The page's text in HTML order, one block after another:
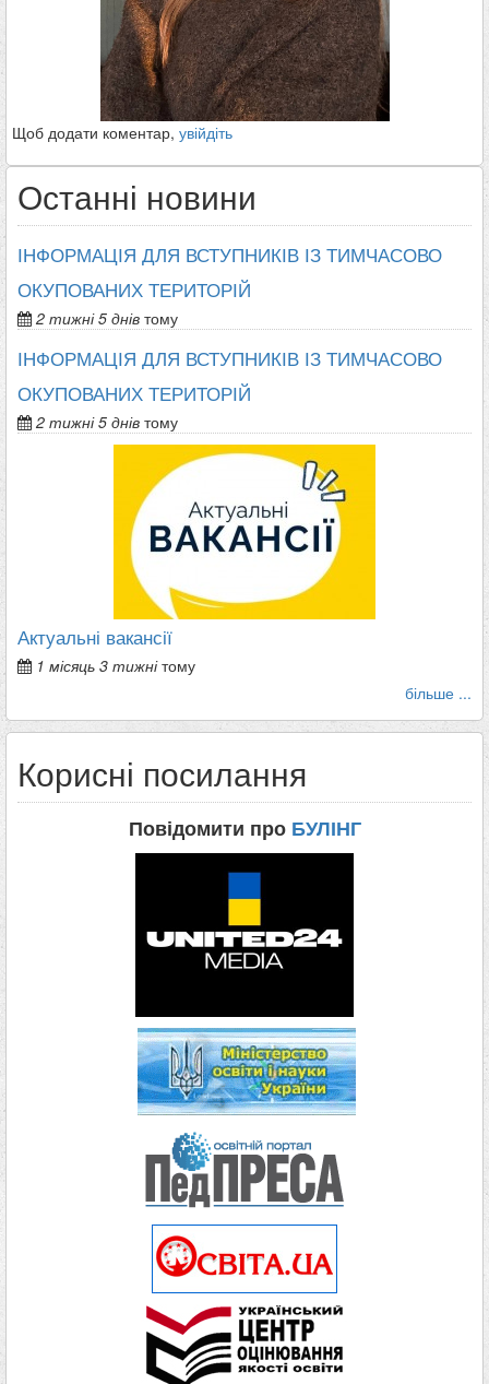
Щоб додати коментар, увійдіть
Останні новини
ІНФОРМАЦІЯ ДЛЯ ВСТУПНИКІВ ІЗ ТИМЧАСОВО
ОКУПОВАНИХ ТЕРИТОРІЙ
2 тижні 5 днів тому
ІНФОРМАЦІЯ ДЛЯ ВСТУПНИКІВ ІЗ ТИМЧАСОВО
ОКУПОВАНИХ ТЕРИТОРІЙ
2 тижні 5 днів тому
Актуальні вакансії
1 місяць 3 тижнітому
більше ...
Корисні посилання
Повідомити про БУЛІНГ